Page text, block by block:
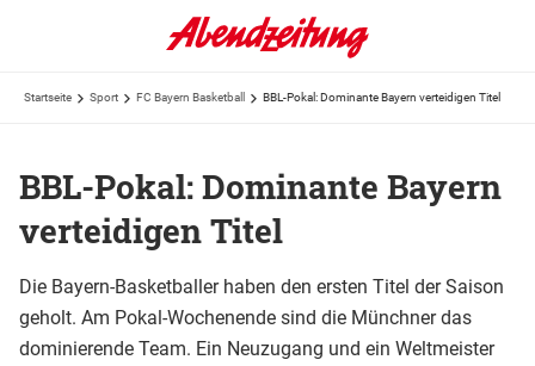
Startseite Sport FC Bayern Basketball BBL-Pokal: Dominante Bayern verteidigen Titel
BBL-Pokal: Dominante Bayern
verteidigen Titel
Die Bayern-Basketballer haben den ersten Titel der Saison
geholt. Am Pokal-Wochenende sind die Münchner das
dominierende Team. Ein Neuzugang und ein Weltmeister